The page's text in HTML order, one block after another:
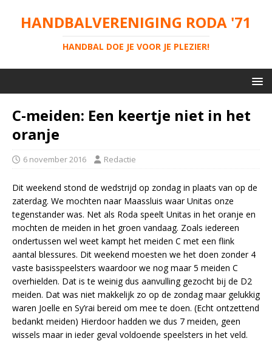
HANDBALVERENIGING RODA '71
HANDBAL DOE JE VOOR JE PLEZIER!
C-meiden: Een keertje niet in het
oranje
6 november 2016 Redactie
Dit weekend stond de wedstrijd op zondag in plaats van op de
zaterdag. We mochten naar Maassluis waar Unitas onze
tegenstander was. Net als Roda speelt Unitas in het oranje en
mochten de meiden in het groen vandaag. Zoals iedereen
ondertussen wel weet kampt het meiden C met een flink
aantal blessures. Dit weekend moesten we het doen zonder 4
vaste basisspeelsters waardoor we nog maar 5 meiden C
overhielden. Dat is te weinig dus aanvulling gezocht bij de D2
meiden. Dat was niet makkelijk zo op de zondag maar gelukkig
waren Joelle en Sy’rai bereid om mee te doen. (Echt ontzettend
bedankt meiden) Hierdoor hadden we dus 7 meiden, geen
wissels maar in ieder geval voldoende speelsters in het veld.